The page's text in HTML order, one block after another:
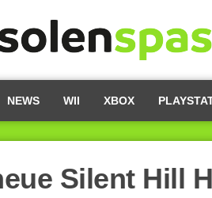
NEWS WII XBOX
Silent Hill